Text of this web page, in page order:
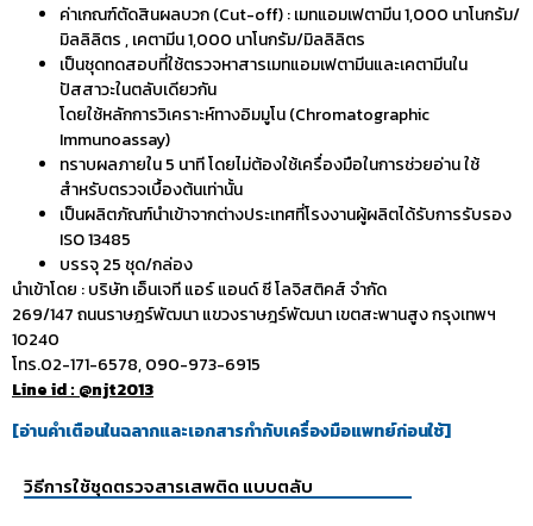
ค่าเกณฑ์ตัดสินผลบวก (Cut-off) : เมทแอมเฟตามีน 1,000 นาโนกรัม/
มิลลิลิตร , เคตามีน 1,000 นาโนกรัม/มิลลิลิตร
เป็นชุดทดสอบที่ใช้ตรวจหาสารเมทแอมเฟตามีนและเคตามีนใน
ปัสสาวะในตลับเดียวกัน
โดยใช้หลักการวิเคราะห์ทางอิมมูโน (Chromatographic
Immunoassay)
ทราบผลภายใน 5 นาที โดยไม่ต้องใช้เครื่องมือในการช่วยอ่าน ใช้
สำหรับตรวจเบื้องต้นเท่านั้น
เป็นผลิตภัณฑ์นำเข้าจากต่างประเทศที่โรงงานผู้ผลิตได้รับการรับรอง
ISO 13485
บรรจุ 25 ชุด/กล่อง
นำเข้าโดย : บริษัท เอ็นเจที แอร์ แอนด์ ซี โลจิสติคส์ จำกัด
269/147 ถนนราษฎร์พัฒนา แขวงราษฎร์พัฒนา เขตสะพานสูง กรุงเทพฯ
10240
โทร.02-171-6578, 090-973-6915
Line id : @njt2013
[อ่านคำเตือนในฉลากและเอกสารกำกับเครื่องมือแพทย์ก่อนใช้]
วิธีการใช้ชุดตรวจสารเสพติด แบบตลับ